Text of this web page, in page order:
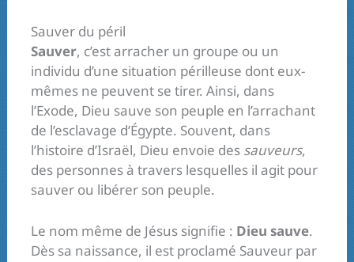
Sauver du péril
Sauver, c’est arracher un groupe ou un
individu d’une situation périlleuse dont eux-
mêmes ne peuvent se tirer. Ainsi, dans
l’Exode, Dieu sauve son peuple en l’arrachant
de l’esclavage d’Égypte. Souvent, dans
l’histoire d’Israël, Dieu envoie des sauveurs,
des personnes à travers lesquelles il agit pour
sauver ou libérer son peuple.
Le nom même de Jésus signifie : Dieu sauve.
Dès sa naissance, il est proclamé Sauveur par